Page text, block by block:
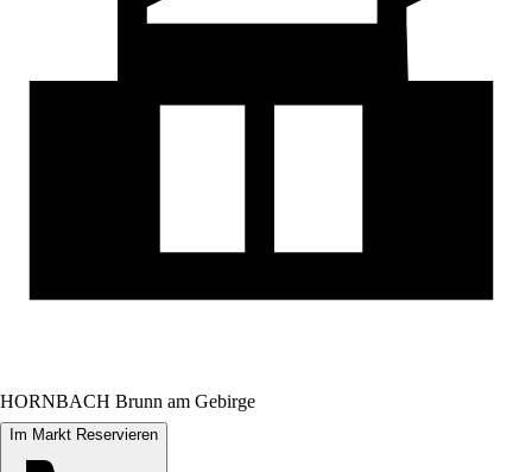
HORNBACH Brunn am Gebirge
Im Markt Reservieren